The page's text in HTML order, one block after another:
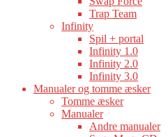
Trap Team
Infinity
Spil + portal
Infinity 1.0
Infinity 2.0
Infinity 3.0
Manualer og tomme æsker
Tomme æsker
Manualer
Andre manualer